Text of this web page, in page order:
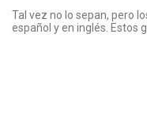
Tal vez no lo sepan, pero
español y en inglés. Estos